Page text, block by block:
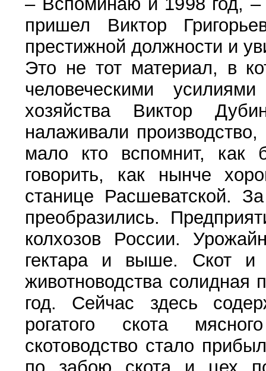
пришел Виктор
престижной должности и
Это не тот материал, в
человеческими
хозяйства Виктор
налаживали
мало кто вспомнит, как
говорить, как нынче
станице Расшеватской.
преобразились.
колхозов России.
гектара и выше. Скот и
животноводства
год. Сейчас здесь
рогатого скота
скотоводство стало